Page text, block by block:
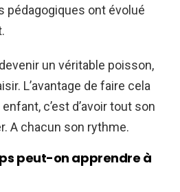
pédagogiques ont évolué
un véritable poisson,
L’avantage de faire cela
c’est d’avoir tout son
A chacun son rythme.
peut-on apprendre à